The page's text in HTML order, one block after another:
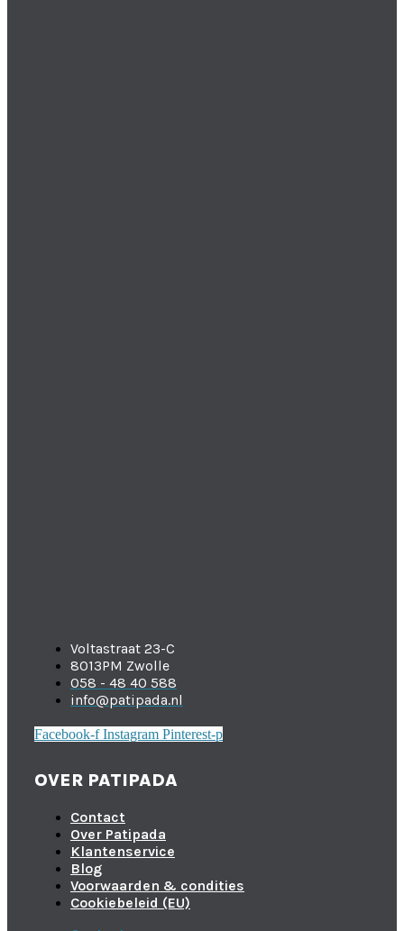
Voltastraat 23-C
8013PM Zwolle
058 - 48 40 588
info@patipada.nl
Facebook-f Instagram Pinterest-p
OVER PATIPADA
Contact
Over Patipada
Klantenservice
Blog
Voorwaarden & condities
Cookiebeleid (EU)